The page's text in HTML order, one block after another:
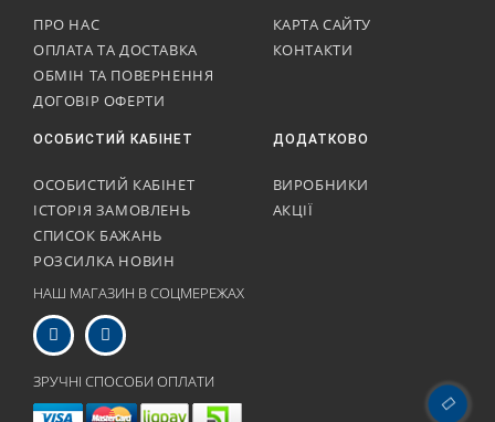
ПРО НАС
ОПЛАТА ТА ДОСТАВКА
ОБМІН ТА ПОВЕРНЕННЯ
ДОГОВІР ОФЕРТИ
КАРТА САЙТУ
КОНТАКТИ
ОСОБИСТИЙ КАБІНЕТ
ОСОБИСТИЙ КАБІНЕТ
ІСТОРІЯ ЗАМОВЛЕНЬ
СПИСОК БАЖАНЬ
РОЗСИЛКА НОВИН
ДОДАТКОВО
ВИРОБНИКИ
АКЦІЇ
НАШ МАГАЗИН В СОЦМЕРЕЖАХ
ЗРУЧНІ СПОСОБИ ОПЛАТИ